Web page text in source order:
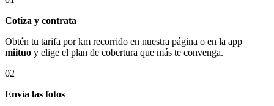
Cotiza y contrata
Obtén tu tarifa por km recorrido en nuestra página o en la app
miituo y elige el plan de cobertura que más te convenga.
02
Envía las fotos